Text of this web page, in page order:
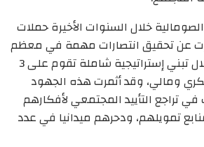
خلال السنوات الأخيرة حملات
عن تحقيق انتصارات مهمة في معظم
الولايات، وذلك من خلال تبني إستراتيجية شاملة تقوم على 3
ومالي، وقد أثمرت هذه الجهود
تراجع التأييد المجتمعي لأفكارهم
تمويلهم، ودحرهم ميدانيا في عدد